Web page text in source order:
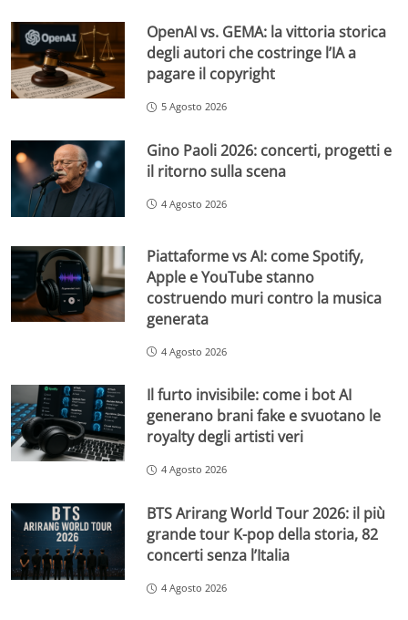
OpenAI vs. GEMA: la vittoria storica
degli autori che costringe l’IA a
pagare il copyright
5 Agosto 2026
Gino Paoli 2026: concerti, progetti e
il ritorno sulla scena
4 Agosto 2026
Piattaforme vs AI: come Spotify,
Apple e YouTube stanno
costruendo muri contro la musica
generata
4 Agosto 2026
Il furto invisibile: come i bot AI
generano brani fake e svuotano le
royalty degli artisti veri
4 Agosto 2026
BTS Arirang World Tour 2026: il più
grande tour K-pop della storia, 82
concerti senza l’Italia
4 Agosto 2026